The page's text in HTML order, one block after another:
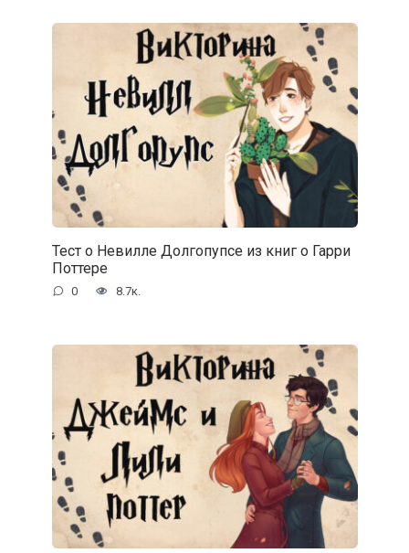
Тест о Невилле Долгопупсе из книг о Гарри
Поттере
0 8.7к.